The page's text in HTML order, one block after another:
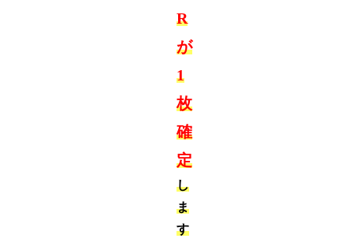
R
が
1
枚
確
定
し
ま
す